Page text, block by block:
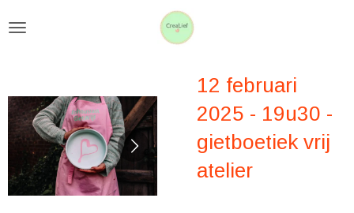
hoofdinhoud
12 februari
2025 - 19u30 -
gietboetiek vrij
atelier